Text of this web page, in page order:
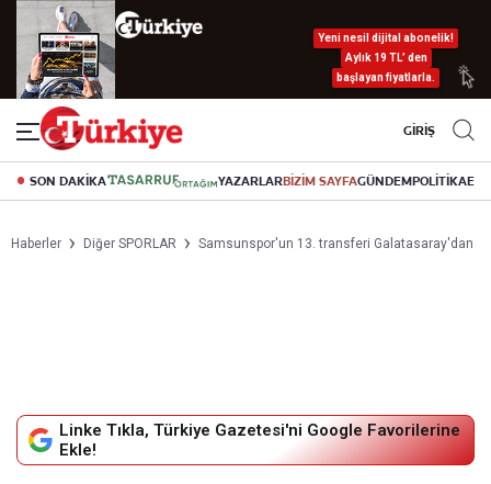
Yeni nesil dijital abonelik!
Aylık 19 TL’ den
başlayan fiyatlarla.
GİRİŞ
SON DAKİKA YAZARLARBİZİM SAYFAGÜNDEMPOLİTİKA
Haberler Diğer SPORLAR Samsunspor'un 13. transferi Galatasaray'dan
Linke Tıkla, Türkiye Gazetesi'ni Google Favorilerine
Ekle!